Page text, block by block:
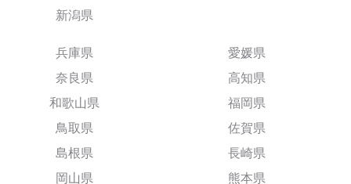
新潟県
兵庫県
奈良県
和歌山県
鳥取県
島根県
岡山県
愛媛県
高知県
福岡県
佐賀県
長崎県
熊本県